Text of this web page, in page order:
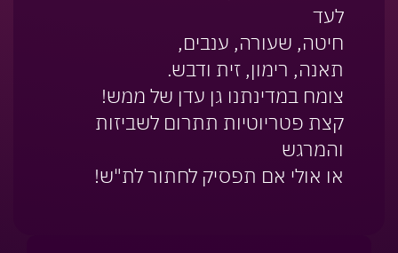
לעד
חיטה, שעורה, ענבים,
תאנה, רימון, זית ודבש.
צומח במדינתנו גן עדן של ממש!
קצת פטריוטיות תתרום לשביזות
והמרגש
או אולי אם תפסיק לחתור לת"ש!